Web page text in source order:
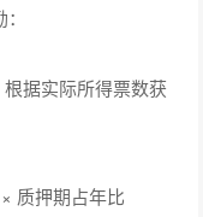
据实际所得票数获
质押期占年比